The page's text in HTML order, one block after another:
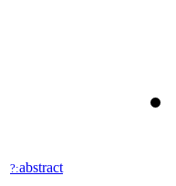
?:abstract